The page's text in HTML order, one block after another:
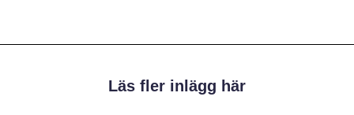
Läs fler inlägg här